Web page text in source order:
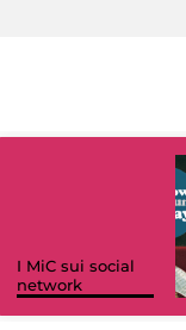
I MiC sui social
network